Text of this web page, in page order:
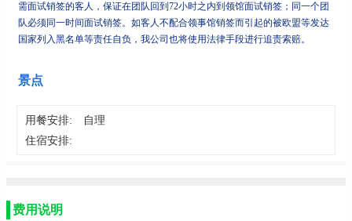
需面试销签的客人，保证在团队回到72小时之内到领馆面试销签；同一个团
队必须同一时间面试销签。如客人不配合领事馆销签而引起的被欧盟等发达
国家列入黑名单等责任自负，我公司也将使用法律手段进行追责索赔。
景点
用餐安排:
自理
住宿安排:
费用说明